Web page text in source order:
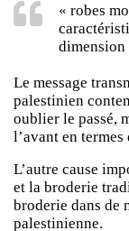
« robes
dimension
Le message
palestinien
oublier le passé,
l’avant en
L’autre cause
et la broderie
broderie dans de
palestinienne.